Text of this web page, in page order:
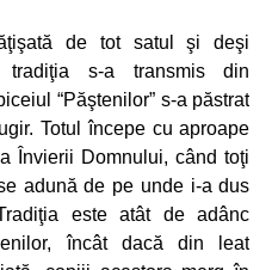
de tot satul şi deşi
tradiţia s-a transmis din
“Păştenilor” s-a păstrat
Totul începe cu aproape
Învierii Domnului, când toţi
adună de pe unde i-a dus
este atât de adânc
încât dacă din leat